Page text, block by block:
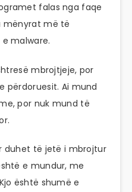
falas nga faqe
mënyrat më të
malware.
mbrojtjeje, por
përdoruesit. Ai mund
por nuk mund të
duhet të jetë i mbrojtur
e mundur, me
është shumë e